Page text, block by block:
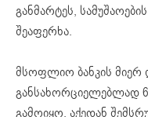
განმარტეს,
შეაფერხა.
მსოფლიო ბანკის მიერ
განსახორციელებლად
გამოიყო. აქედან